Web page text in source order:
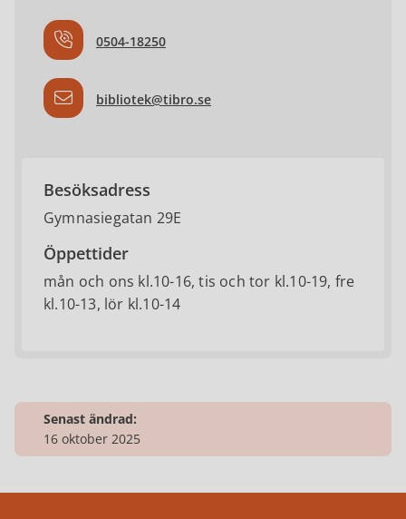
0504-18250
bibliotek@tibro.se
Besöksadress
Gymnasiegatan 29E
Öppettider
mån och ons kl.10-16, tis och tor kl.10-19, fre
kl.10-13, lör kl.10-14
Senast ändrad:
16 oktober 2025